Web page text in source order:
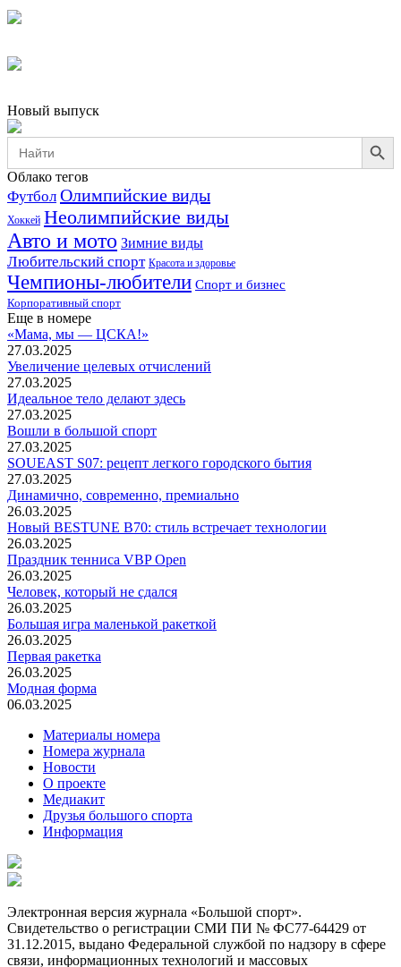
Новый выпуск
Search
for:
Search Button
Облако тегов
Футбол Олимпийские виды
Хоккей Неолимпийские виды
Авто и мото Зимние виды
Любительский спорт Красота и здоровье
Чемпионы-любители Спорт и бизнес
Корпоративный спорт
Еще в номере
«Мама, мы — ЦСКА!»
27.03.2025
Увеличение целевых отчислений
27.03.2025
Идеальное тело делают здесь
27.03.2025
Вошли в большой спорт
27.03.2025
SOUEAST S07: рецепт легкого городского бытия
27.03.2025
Динамично, современно, премиально
26.03.2025
Новый BESTUNE B70: стиль встречает технологии
26.03.2025
Праздник тенниса VBP Open
26.03.2025
Человек, который не сдался
26.03.2025
Большая игра маленькой ракеткой
26.03.2025
Первая ракетка
26.03.2025
Модная форма
06.03.2025
Материалы номера
Номера журнала
Новости
О проекте
Медиакит
Друзья большого спорта
Информация
Электронная версия журнала «Большой спорт».
Свидетельство о регистрации СМИ ПИ № ФС77-64429 от
31.12.2015, выдано Федеральной службой по надзору в сфере
связи, информационных технологий и массовых